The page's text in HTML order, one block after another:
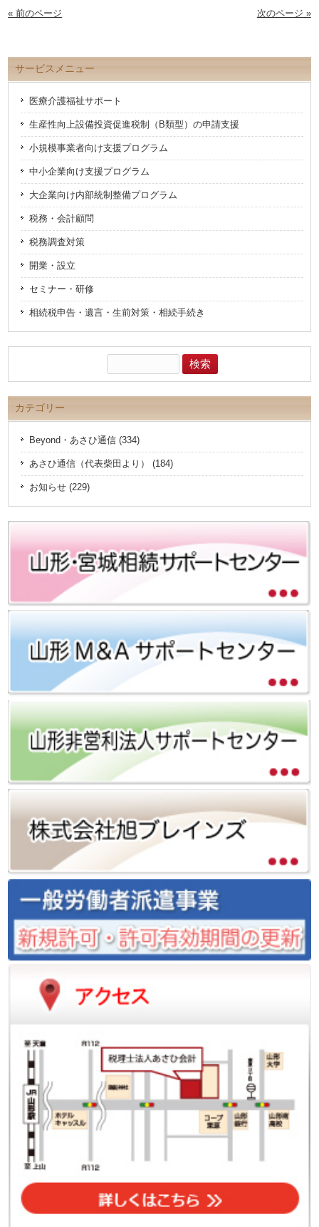
ン
ド
ま
す) ィ
ン
ウ
で
開
き
ま
す)
« 前のページ 次のページ »
サービスメニュー
医療介護福祉サポート
生産性向上設備投資促進税制（B類型）の申請支援
小規模事業者向け支援プログラム
中小企業向け支援プログラム
大企業向け内部統制整備プログラム
税務・会計顧問
税務調査対策
開業・設立
セミナー・研修
相続税申告・遺言・生前対策・相続手続き
索:
カテゴリー
Beyond・あさひ通信 (334)
あさひ通信（代表柴田より） (184)
お知らせ (229)